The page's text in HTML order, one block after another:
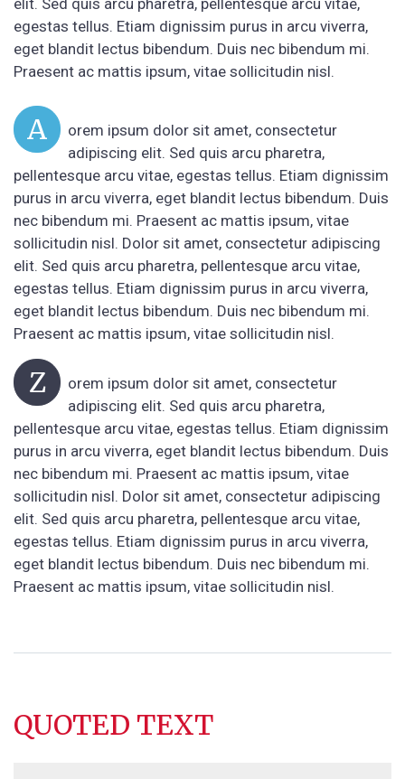
egestas tellus. Etiam dignissim purus in arcu viverra,
eget blandit lectus bibendum. Duis nec bibendum mi.
Praesent ac mattis ipsum, vitae sollicitudin nisl.
A
orem ipsum dolor sit amet, consectetur
adipiscing elit. Sed quis arcu pharetra,
pellentesque arcu vitae, egestas tellus. Etiam dignissim
purus in arcu viverra, eget blandit lectus bibendum. Duis
nec bibendum mi. Praesent ac mattis ipsum, vitae
sollicitudin nisl. Dolor sit amet, consectetur adipiscing
elit. Sed quis arcu pharetra, pellentesque arcu vitae,
egestas tellus. Etiam dignissim purus in arcu viverra,
eget blandit lectus bibendum. Duis nec bibendum mi.
Praesent ac mattis ipsum, vitae sollicitudin nisl.
Z
orem ipsum dolor sit amet, consectetur
adipiscing elit. Sed quis arcu pharetra,
pellentesque arcu vitae, egestas tellus. Etiam dignissim
purus in arcu viverra, eget blandit lectus bibendum. Duis
nec bibendum mi. Praesent ac mattis ipsum, vitae
sollicitudin nisl. Dolor sit amet, consectetur adipiscing
elit. Sed quis arcu pharetra, pellentesque arcu vitae,
egestas tellus. Etiam dignissim purus in arcu viverra,
eget blandit lectus bibendum. Duis nec bibendum mi.
Praesent ac mattis ipsum, vitae sollicitudin nisl.
QUOTED TEXT